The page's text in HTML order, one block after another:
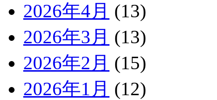
2026年4月 (13)
2026年3月 (13)
2026年2月 (15)
2026年1月 (12)